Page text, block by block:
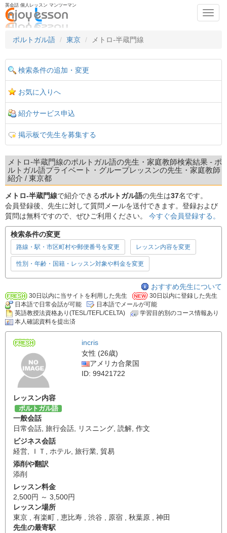
英会話 個人レッスン マンツーマン
ポルトガル語
東京 メトロ-半蔵門線
検索条件の追加・変更
お気に入りへ
紹介サービス申込
掲示板で先生を募集する
メトロ-半蔵門線のポルトガル語の先生・家庭教師検索結果 - ポ
ルトガル語プライベート・グループレッスンの先生・家庭教師
紹介 / 東京都
メトロ-半蔵門線で紹介できるポルトガル語の先生は37名です。
会員登録後、先生に対して質問メールを送付できます。登録および
質問は無料ですので、ぜひご利用ください。 今すぐ会員登録する。
検索条件の変更
路線・駅・市区町村や郵便番号を変更 レッスン内容を変更
性別・年齢・国籍・レッスン対象や料金を変更
おすすめ先生について
30日以内に当サイトを利用した先生
30日以内に登録した先生
日本語で日常会話が可能
日本語でメールが可能
英語教授法資格あり(TESL/TEFL/CELTA)
学習目的別のコース情報あり
本人確認資料を提出済
incris
女性 (26歳)
アメリカ合衆国
ID: 99421722
レッスン内容
ポルトガル語
一般会話
日常会話, 旅行会話, リスニング, 読解, 作文
ビジネス会話
経営, ＩＴ , ホテル, 旅行業, 貿易
添削や翻訳
添削
レッスン料金
2,500円 ～ 3,500円
レッスン場所
東京 , 有楽町 , 恵比寿 , 渋谷 , 原宿 , 秋葉原 , 神田
先生の最寄駅